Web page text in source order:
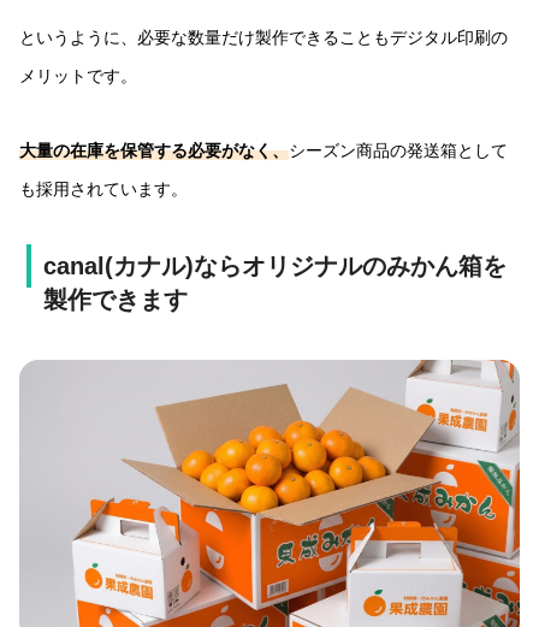
というように、必要な数量だけ製作できることもデジタル印刷の
メリットです。
大量の在庫を保管する必要がなく、シーズン商品の発送箱として
も採用されています。
canal(カナル)ならオリジナルのみかん箱を
製作できます